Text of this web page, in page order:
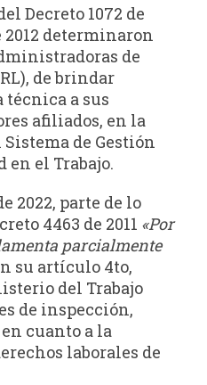
Decreto 1072 de
2012 determinaron
de
de brindar
técnica a sus
afiliados, en la
de Gestión
en el Trabajo.
2022, parte de lo
4463 de 2011 «Por
parcialmente
su artículo 4to,
del Trabajo
de inspección,
cuanto a la
laborales de